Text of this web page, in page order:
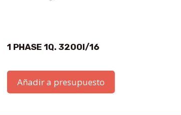
1 PHASE 1Q. 3200I/16
Añadir a presupuesto